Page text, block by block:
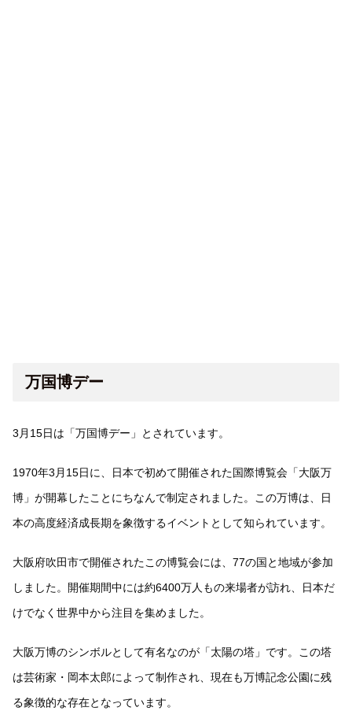
万国博デー
3月15日は「万国博デー」とされています。
1970年3月15日に、日本で初めて開催された国際博覧会「大阪万
博」が開幕したことにちなんで制定されました。この万博は、日
本の高度経済成長期を象徴するイベントとして知られています。
大阪府吹田市で開催されたこの博覧会には、77の国と地域が参加
しました。開催期間中には約6400万人もの来場者が訪れ、日本だ
けでなく世界中から注目を集めました。
大阪万博のシンボルとして有名なのが「太陽の塔」です。この塔
は芸術家・岡本太郎によって制作され、現在も万博記念公園に残
る象徴的な存在となっています。